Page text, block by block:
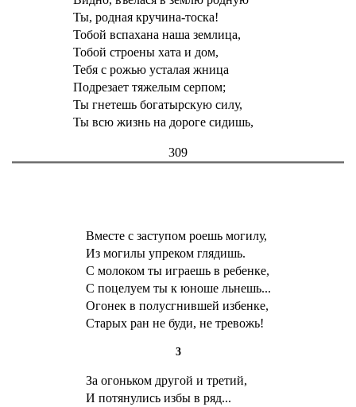
Ты, родная кручина-тоска!
Тобой вспахана наша землица,
Тобой строены хата и дом,
Тебя с рожью усталая жница
Подрезает тяжелым серпом;
Ты гнетешь богатырскую силу,
Ты всю жизнь на дороге сидишь,
309
Вместе с заступом роешь могилу,
Из могилы упреком глядишь.
С молоком ты играешь в ребенке,
С поцелуем ты к юноше льнешь...
Огонек в полусгнившей избенке,
Старых ран не буди, не тревожь!
3
За огоньком другой и третий,
И потянулись избы в ряд...